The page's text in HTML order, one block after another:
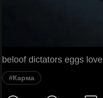
beloof dictators eggs love
#Карма